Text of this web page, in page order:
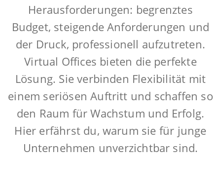
Herausforderungen: begrenztes
Budget, steigende Anforderungen und
der Druck, professionell aufzutreten.
Virtual Offices bieten die perfekte
Lösung. Sie verbinden Flexibilität mit
einem seriösen Auftritt und schaffen so
den Raum für Wachstum und Erfolg.
Hier erfährst du, warum sie für junge
Unternehmen unverzichtbar sind.